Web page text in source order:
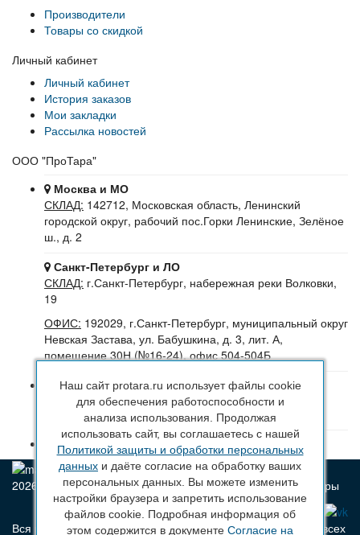
Производители
Товары со скидкой
Личный кабинет
Личный кабинет
История заказов
Мои закладки
Рассылка новостей
ООО "ПроТара"
Москва и МО
СКЛАД: 142712, Московская область, Ленинский
городской округ, рабочий пос.Горки Ленинские, Зелёное
ш., д. 2
Санкт-Петербург и ЛО
СКЛАД: г.Санкт-Петербург, набережная реки Волковки,
19
ОФИС: 192029, г.Санкт-Петербург, муниципальный округ
Невская Застава, ул. Бабушкина, д. 3, лит. А,
помещение 30Н (№16-24), офис 504-504Б
8 (800) 222 44 29(Бесплатный звонок по РФ)
+7 (963) 314 20 33(Санкт-Петербург и ЛО)
+7 (963) 314 20 33(Москва и МО)
sales@protara.ru
2026 © ПроТара - Производство и продажа пластиковой тары
Вся информация, размещенная на веб-сайте protara.ru и всех
Наш сайт protara.ru использует файлы cookie
для обеспечения работоспособности и
анализа использования. Продолжая
использовать сайт, вы соглашаетесь с нашей
Политикой защиты и обработки персональных
данных и даёте согласие на обработку ваших
персональных данных. Вы можете изменить
настройки браузера и запретить использование
файлов cookie. Подробная информация об
этом содержится в документе Согласие на